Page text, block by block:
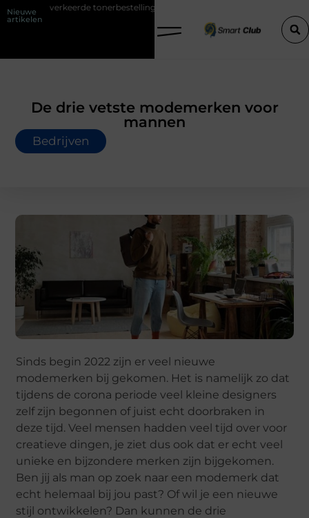
Nieuwe
artikelen
tonerbestelling bij HP printers
De drie vetste modemerken voor
mannen
Bedrijven
Sinds begin 2022 zijn er veel nieuwe
modemerken bij gekomen. Het is namelijk zo dat
tijdens de corona periode veel kleine designers
zelf zijn begonnen of juist echt doorbraken in
deze tijd. Veel mensen hadden veel tijd over voor
creatieve dingen, je ziet dus ook dat er echt veel
unieke en bijzondere merken zijn bijgekomen.
Ben jij als man op zoek naar een modemerk dat
echt helemaal bij jou past? Of wil je een nieuwe
stijl ontwikkelen? Dan kunnen de drie